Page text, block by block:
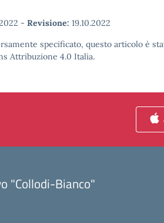
- Revisione: 19.10.2022
specificato, questo articolo è
Attribuzione 4.0 Italia.
"Collodi-Bianco"